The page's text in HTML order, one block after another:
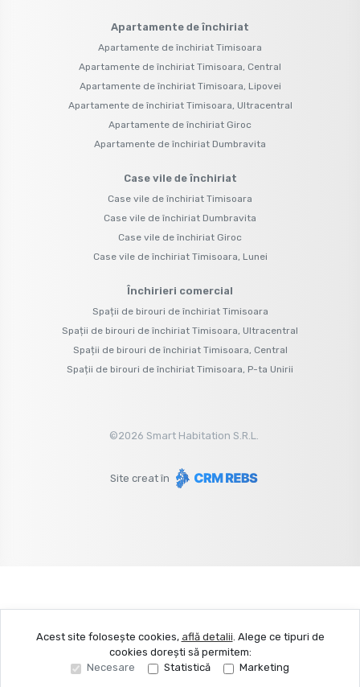
Apartamente de închiriat
Apartamente de închiriat Timisoara
Apartamente de închiriat Timisoara, Central
Apartamente de închiriat Timisoara, Lipovei
Apartamente de închiriat Timisoara, Ultracentral
Apartamente de închiriat Giroc
Apartamente de închiriat Dumbravita
Case vile de închiriat
Case vile de închiriat Timisoara
Case vile de închiriat Dumbravita
Case vile de închiriat Giroc
Case vile de închiriat Timisoara, Lunei
Închirieri comercial
Spații de birouri de închiriat Timisoara
Spații de birouri de închiriat Timisoara, Ultracentral
Spații de birouri de închiriat Timisoara, Central
Spații de birouri de închiriat Timisoara, P-ta Unirii
©2026 Smart Habitation S.R.L.
Site creat în
Acest site folosește cookies, află detalii. Alege ce tipuri de
cookies dorești să permitem:
Necesare
Statistică Marketing